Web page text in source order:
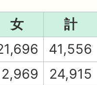
女
計
41,556
24,915